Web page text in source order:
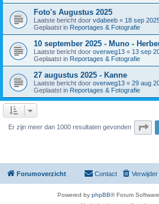
Foto's Augustus 2025
Laatste bericht door vdabeeb « 18 sep
Geplaatst in Reportages & Fotografie
10 september 2025 - Muno -
Laatste bericht door overweg13 « 13 sep
Geplaatst in Reportages & Fotografie
27 augustus 2025 - Kanne
Laatste bericht door overweg13 « 29 aug
Geplaatst in Reportages & Fotografie
Er zijn meer dan 1000 resultaten gevonden
Forumoverzicht Contact
Powered by phpBB® Forum